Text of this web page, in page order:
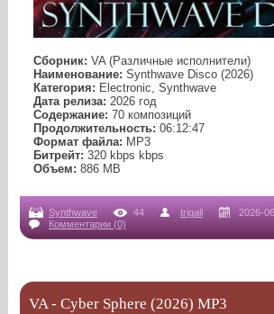
Сборник: VA (Различные исполнители)
Наименование: Synthwave Disco (2026)
Категория: Electronic, Synthwave
Дата релиза: 2026 год
Содержание: 70 композиций
Продолжительность: 06:12:47
Формат файла: MP3
Битрейт: 320 kbps kbps
Объем: 886 МB
Synthwave 44 trigall
2026-
Комментарии (0)
VA - Cyber Sphere (2026) MP3